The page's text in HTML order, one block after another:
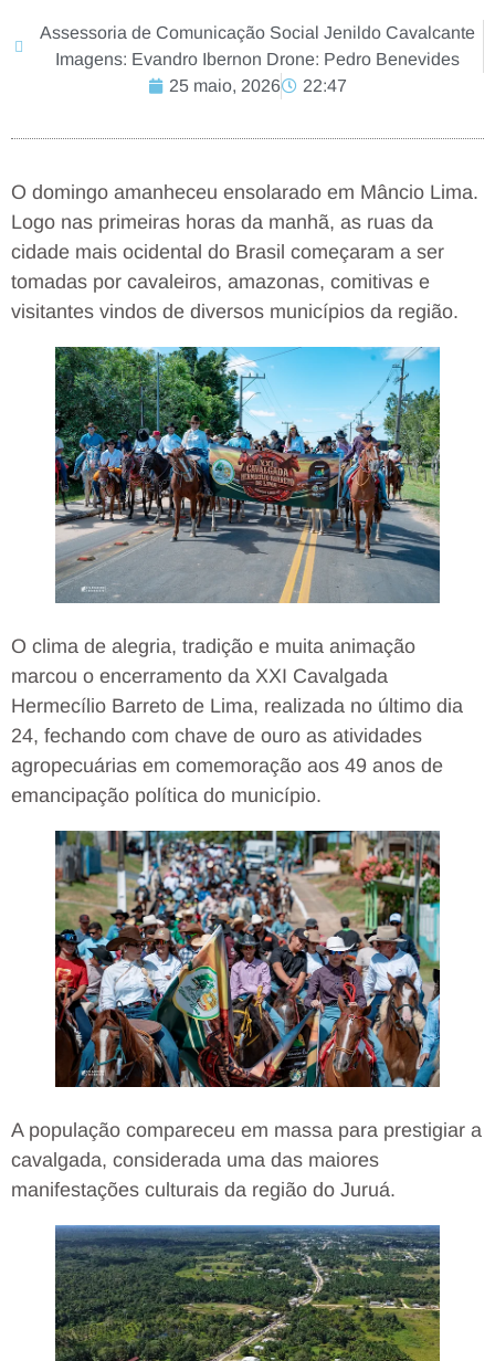
Assessoria de Comunicação Social Jenildo Cavalcante
Imagens: Evandro Ibernon Drone: Pedro Benevides
25 maio, 2026
22:47
O domingo amanheceu ensolarado em Mâncio Lima.
Logo nas primeiras horas da manhã, as ruas da
cidade mais ocidental do Brasil começaram a ser
tomadas por cavaleiros, amazonas, comitivas e
visitantes vindos de diversos municípios da região.
O clima de alegria, tradição e muita animação
marcou o encerramento da XXI Cavalgada
Hermecílio Barreto de Lima, realizada no último dia
24, fechando com chave de ouro as atividades
agropecuárias em comemoração aos 49 anos de
emancipação política do município.
A população compareceu em massa para prestigiar a
cavalgada, considerada uma das maiores
manifestações culturais da região do Juruá.